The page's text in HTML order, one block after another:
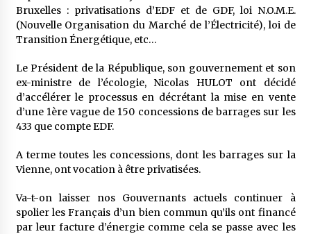
Bruxelles : privatisations d’EDF et de GDF, loi N.O.M.E.
(Nouvelle Organisation du Marché de l’Électricité), loi de
Transition Énergétique, etc…
Le Président de la République, son gouvernement et son
ex-ministre de l’écologie, Nicolas HULOT ont décidé
d’accélérer le processus en décrétant la mise en vente
d’une 1ère vague de 150 concessions de barrages sur les
433 que compte EDF.
A terme toutes les concessions, dont les barrages sur la
Vienne, ont vocation à être privatisées.
Va-t-on laisser nos Gouvernants actuels continuer à
spolier les Français d’un bien commun qu’ils ont financé
par leur facture d’énergie comme cela se passe avec les